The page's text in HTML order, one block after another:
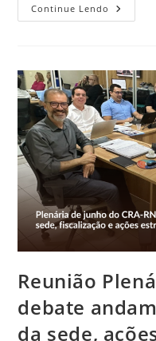
Continue Lendo Diretora
Do
É
Em
Sessão
Solene
Na
De
Goiás
Reunião
debate
da sede,